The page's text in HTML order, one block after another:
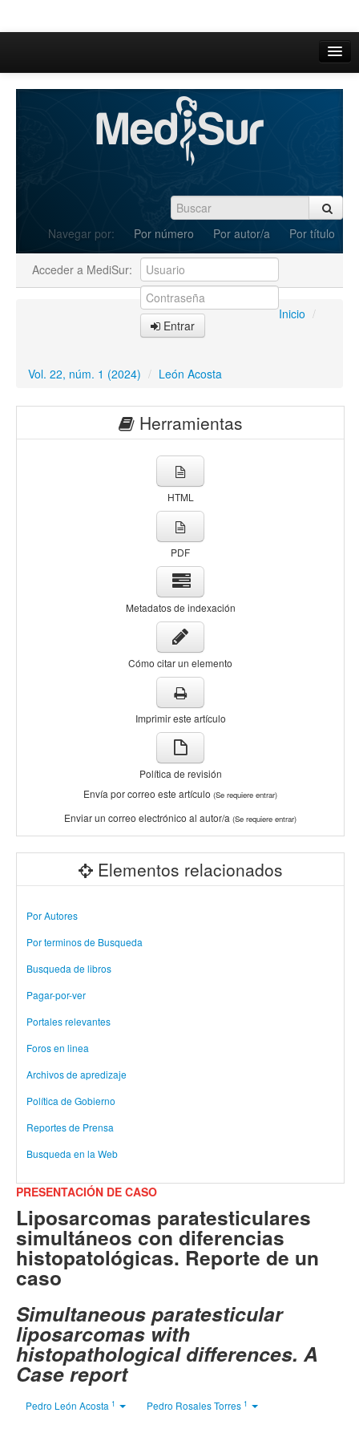
Inicio
Actual
Archivos
Navegar por: Por número Por autor/a Por título
Acceder a MediSur:
Entrar
Inicio /
Vol. 22, núm. 1 (2024) / León Acosta
Herramientas
HTML
PDF
Metadatos de indexación
Cómo citar un elemento
Imprimir este artículo
Política de revisión
Envía por correo este artículo (Se requiere entrar)
Enviar un correo electrónico al autor/a (Se requiere entrar)
Elementos relacionados
Por Autores
Por terminos de Busqueda
Busqueda de libros
Pagar-por-ver
Portales relevantes
Foros en linea
Archivos de apredizaje
Política de Gobierno
Reportes de Prensa
Busqueda en la Web
PRESENTACIÓN DE CASO
Liposarcomas paratesticulares
simultáneos con diferencias
histopatológicas. Reporte de un
caso
Simultaneous paratesticular
liposarcomas with
histopathological differences. A
Case report
Pedro León Acosta 1 Pedro Rosales Torres 1